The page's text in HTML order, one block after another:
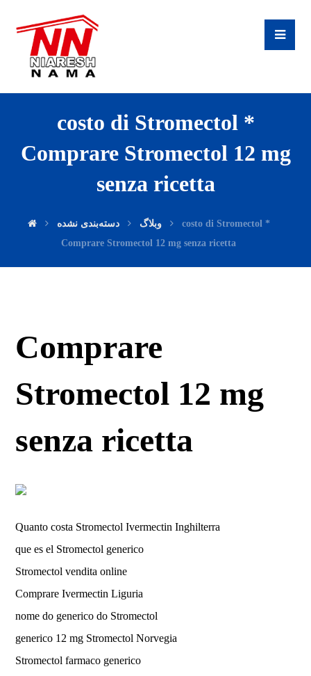
costo di Stromectol *
Comprare Stromectol 12 mg
senza ricetta
وبلاگ دسته‌بندی نشده
costo di Stromectol *
Comprare Stromectol 12 mg senza ricetta
Comprare
Stromectol 12 mg
senza ricetta
Quanto costa Stromectol Ivermectin Inghilterra
que es el Stromectol generico
Stromectol vendita online
Comprare Ivermectin Liguria
nome do generico do Stromectol
generico 12 mg Stromectol Norvegia
Stromectol farmaco generico